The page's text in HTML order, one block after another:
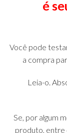
é
Você pode
a compra
Leia-o.
Se, por algum
produto, entre